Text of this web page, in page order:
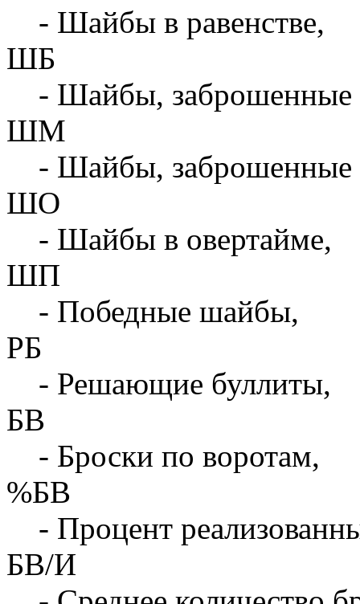
- Шайбы в равенстве,
ШБ
- Шайбы, заброшенные
ШМ
- Шайбы, заброшенные
ШО
- Шайбы в овертайме,
ШП
- Победные шайбы,
РБ
- Решающие буллиты,
БВ
- Броски по воротам,
%БВ
- Процент
БВ/И